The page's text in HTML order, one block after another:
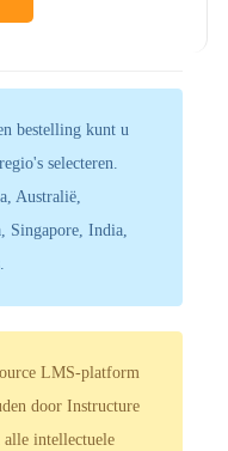
bestelling kunt u
selecteren.
Australië,
Singapore, India,
LMS-platform
door Instructure
alle intellectuele